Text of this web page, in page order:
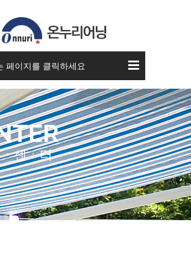
페이지를 클릭하세요
센ㆍ터